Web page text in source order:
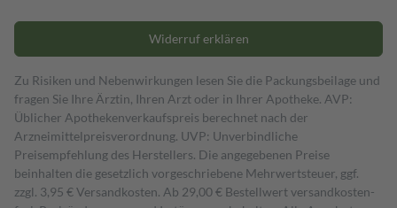
Widerruf erklären
Zu Risiken und Nebenwirkungen lesen Sie die Packungsbeilage und
fragen Sie Ihre Ärztin, Ihren Arzt oder in Ihrer Apotheke. AVP:
Üblicher Apothekenverkaufspreis berechnet nach der
Arzneimittelpreisverordnung. UVP: Unverbindliche
Preisempfehlung des Herstellers. Die angegebenen Preise
beinhalten die gesetzlich vorgeschriebene Mehrwertsteuer, ggf.
zzgl. 3,95 € Versandkosten. Ab 29,00 € Bestell­wert versand­kosten­